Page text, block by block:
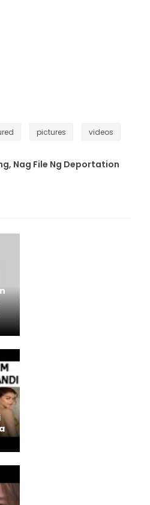
pictures videos
Nag File Ng Deportation